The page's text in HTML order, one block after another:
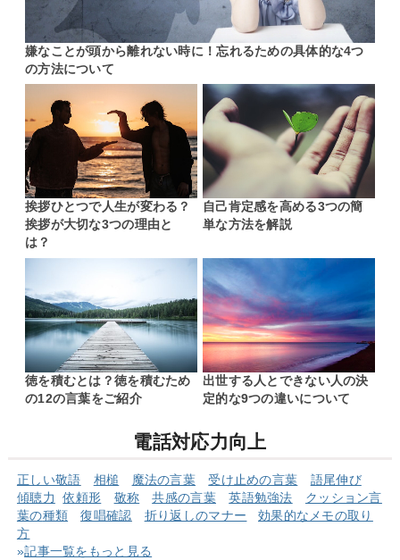
嫌なことが頭から離れない時に！忘れるための具体的な4つ
の方法について
挨拶ひとつで人生が変わる？
挨拶が大切な3つの理由と
は？
自己肯定感を高める3つの簡
単な方法を解説
徳を積むとは？徳を積むため
の12の言葉をご紹介
出世する人とできない人の決
定的な9つの違いについて
電話対応力向上
正しい敬語 相槌 魔法の言葉 受け止めの言葉
語尾伸び
傾聴力
依頼形 敬称 共感の言葉 英語勉強法 クッショ ン言
葉の種類 復唱確認 折り返しのマナー
効果的なメモの取り
方
»記事一覧をもっと見る